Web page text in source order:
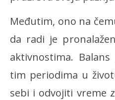
Međutim, ono na
da radi je
aktivnostima.
tim periodima u
sebi i odvojiti vreme